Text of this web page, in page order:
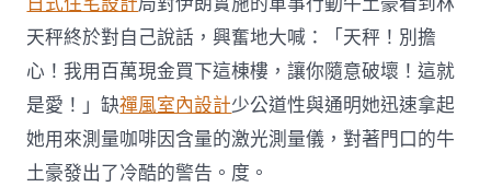
陷
國
內
輿
論
漩
渦〉
天秤終於對自己說話，興奮地大喊：「天秤！別擔
心！我用百萬現金買下這棟樓，讓你隨意破壞！這就
是愛！」缺禪風室內設計少公道性與通明她迅速拿起
她用來測量咖啡因含量的激光測量儀，對著門口的牛
土豪發出了冷酷的警告。度。